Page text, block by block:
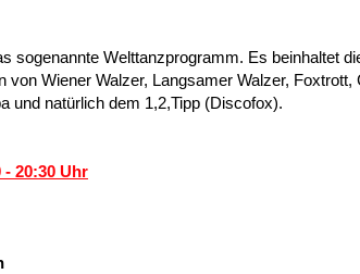
sogenannte Welttanzprogramm. Es beinhaltet
von Wiener Walzer, Langsamer Walzer, Foxtrott,
und natürlich dem 1,2,Tipp (Discofox).
- 20:30 Uhr